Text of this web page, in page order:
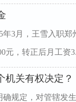
3月，王雪入职
元，转正后月工资
机关有权决定？
规定，对管辖发